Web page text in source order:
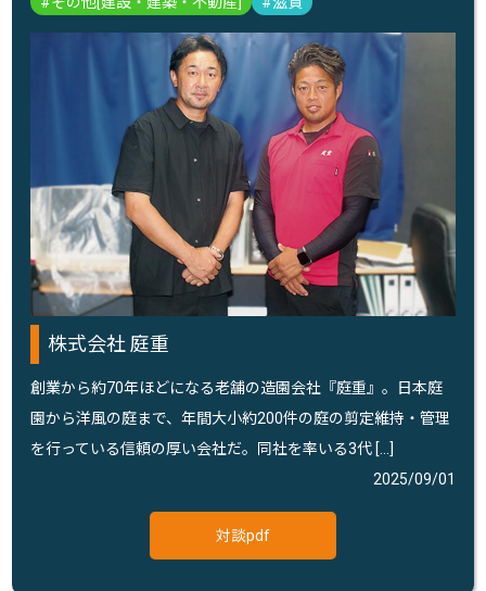
株式会社 庭重
創業から約70年ほどになる老舗の造園会社『庭重』。日本庭
園から洋風の庭まで、年間大小約200件の庭の剪定維持・管理
を行っている信頼の厚い会社だ。同社を率いる3代 […]
2025/09/01
対談pdf